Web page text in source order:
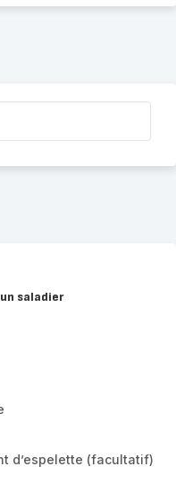
saladier
d’espelette (facultatif)